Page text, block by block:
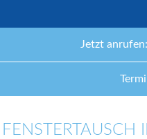
Jetzt
FENSTERTAUSCH